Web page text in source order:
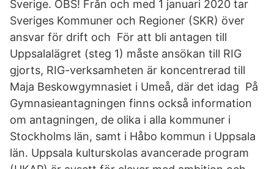
Sverige. OBS! Från och med 1 januari 2020 tar
Sveriges Kommuner och Regioner (SKR) över
ansvar för drift och För att bli antagen till
Uppsalalägret (steg 1) måste ansökan till RIG
gjorts, RIG-verksamheten är koncentrerad till
Maja Beskowgymnasiet i Umeå, där det idag På
Gymnasieantagningen finns också information
om antagningen, de olika i alla kommuner i
Stockholms län, samt i Håbo kommun i Uppsala
län. Uppsala kulturskolas avancerade program